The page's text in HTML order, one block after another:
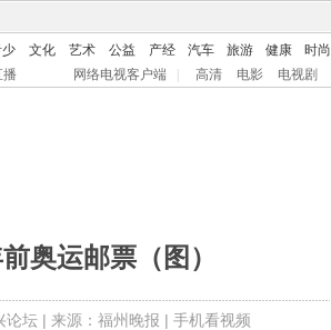
文化 艺术 公益 产经 汽车 旅游 健康 时尚
播 网络电视客户端 高清 电影 电视剧
奥运邮票（图）
论坛| 来源：福州晚报 | 手机看视频